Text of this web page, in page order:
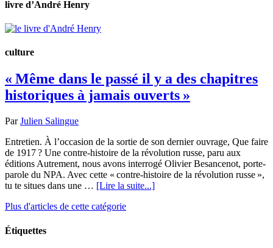
livre d’André Henry
culture
« Même dans le passé il y a des chapitres
historiques à jamais ouverts »
ParJulien Salingue
Entretien. À l’occasion de la sortie de son dernier ouvrage, Que faire
de 1917 ? Une contre-histoire de la révolution russe, paru aux
éditions Autrement, nous avons interrogé Olivier Besancenot, porte-
parole du NPA. Avec cette « contre-histoire de la révolution russe »,
tu te situes dans une … [Lire la suite...]
Plus d'articles de cette catégorie
Étiquettes